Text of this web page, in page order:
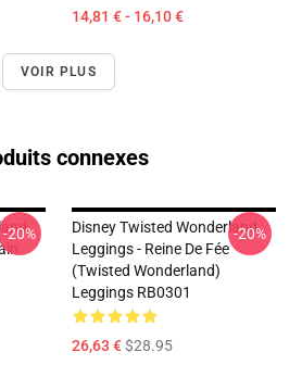
14,81 € - 16,10 €
VOIR PLUS
connexes
-20%
Disney Twisted Wonderland
Leggings - Reine De Fée
(Twisted Wonderland)
Leggings RB0301
26,63 €$28.95
-20%